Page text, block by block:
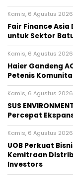
Kamis, 6 Agustus 2026
Fair Finance
untuk Sektor
Kamis, 6 Agustus 2026
Haier Gandeng
Petenis
Kamis, 6 Agustus 2026
SUS
Percepat
Kamis, 6 Agustus
UOB Perkuat
Kemitraan
Investors